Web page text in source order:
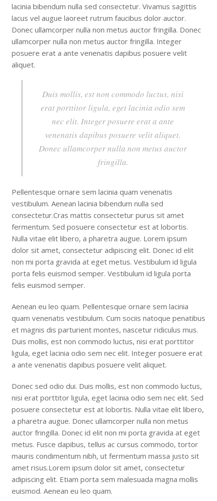
lacinia bibendum nulla sed consectetur. Vivamus sagittis
lacus vel augue laoreet rutrum faucibus dolor auctor.
Donec ullamcorper nulla non metus auctor fringilla. Donec
ullamcorper nulla non metus auctor fringilla. Integer
posuere erat a ante venenatis dapibus posuere velit
aliquet.
Duis mollis, est non commodo luctus, nisi
erat porttitor ligula, eget lacinia odio sem
nec elit. Integer posuere erat a ante
venenatis dapibus posuere velit aliquet.
Donec ullamcorper nulla non metus auctor
fringilla.
Pellentesque ornare sem lacinia quam venenatis
vestibulum. Aenean lacinia bibendum nulla sed
consectetur.Cras mattis consectetur purus sit amet
fermentum. Sed posuere consectetur est at lobortis.
Nulla vitae elit libero, a pharetra augue. Lorem ipsum
dolor sit amet, consectetur adipiscing elit. Donec id elit
non mi porta gravida at eget metus. Vestibulum id ligula
porta felis euismod semper. Vestibulum id ligula porta
felis euismod semper.
Aenean eu leo quam. Pellentesque ornare sem lacinia
quam venenatis vestibulum. Cum sociis natoque penatibus
et magnis dis parturient montes, nascetur ridiculus mus.
Duis mollis, est non commodo luctus, nisi erat porttitor
ligula, eget lacinia odio sem nec elit. Integer posuere erat
a ante venenatis dapibus posuere velit aliquet.
Donec sed odio dui. Duis mollis, est non commodo luctus,
nisi erat porttitor ligula, eget lacinia odio sem nec elit. Sed
posuere consectetur est at lobortis. Nulla vitae elit libero,
a pharetra augue. Donec ullamcorper nulla non metus
auctor fringilla. Donec id elit non mi porta gravida at eget
metus. Fusce dapibus, tellus ac cursus commodo, tortor
mauris condimentum nibh, ut fermentum massa justo sit
amet risus.Lorem ipsum dolor sit amet, consectetur
adipiscing elit. Etiam porta sem malesuada magna mollis
euismod. Aenean eu leo quam.